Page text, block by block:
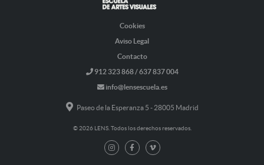
Cookies
Aviso Legal
Contacto
912 323 868 / 637 837 004
info@lensescuela.es
Paseo de la Esperanza 5 - 28005 Madrid
© 2026 LENS. Todos los derechos reservados.